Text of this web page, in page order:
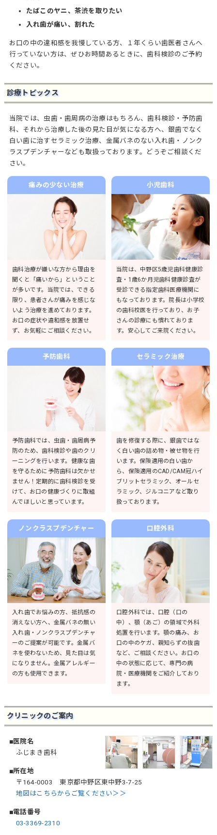
たばこのヤニ、茶渋を取りたい
入れ歯が痛い、割れた
お口の中の違和感を我慢している方、１年くらい歯医者さんへ
行っていない方は、ぜひお時間あるときに、歯科検診のご予約
ください。
診療トピックス
当院では、虫歯・歯周病の治療はもちろん、歯科検診・予防歯
科、それから治療した後の見た目が気になる方へ、銀歯でなく
白い歯に治すセラミック治療、金属バネのない入れ歯・ノンク
ラスプデンチャーなども取扱っております。どうぞご相談くだ
さい。
痛みの少ない治療
歯科治療が嫌いな方から理由を
聞くと「痛いから」ということ
が多いです。当院では、できる
限り、患者さんが痛みを感じな
いよう治療を進めております。
お口の症状や違和感を放置せ
ず、お気軽にご相談ください。
小児歯科
当院は、中野区5歳児歯科健康診
査・1歳6か月児歯科健康診査が
受診できる指定歯科医療機関に
もなっております。院長は小学校
の歯科校医を行っており、お子
さんの診療にも慣れておりま
す。安心してご来院ください。
予防歯科
予防歯科では、虫歯・歯周病予
防のため、歯科検診や歯のクリ
ーニングを行います。健康な歯
を守るために予防歯科は欠かせ
ません！定期的に歯科検診を受
けて、お口の健康づくりに取組
んでほしいと思っています。
セラミック治療
歯を修復する際に、銀歯ではな
く白い歯の詰め物・被せ物を行
います。保険適用の白い歯か
ら、保険適用のCAD/CAM冠ハイ
ブリットセラミック、オールセ
ラミック、ジルコニアなど取り
扱っております。
ノンクラスプデンチャー
入れ歯でお悩みの方、抵抗感の
消えない方へ、金属バネの無い
入れ歯・ノンクラスプデンチャ
ーのご提案が可能です。金属バ
ネを使わないため、見た目は気
になりません。金属アレルギー
の方も使用できます。
口腔外科
口腔外科では、口腔（口の
中）、顎（あご）の領域で外科
処置を行います。顎の痛み、お
口の中のケガ、親知らずの抜歯
など、ご相談ください。お口の
中の状態に応じて、専門の病
院・医療機関をご紹介しており
ます。
クリニックのご案内
■医院名
ふじまき歯科
■所在地
〒164-0003 東京都中野区東中野3-7-25
地図はこちらからご覧ください＞＞
■電話番号
03-3369-2310